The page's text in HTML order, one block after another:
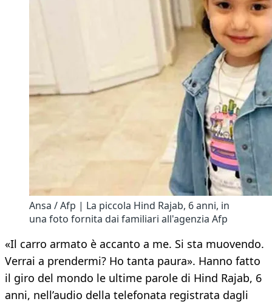
Ansa / Afp | La piccola Hind Rajab, 6 anni, in
una foto fornita dai familiari all'agenzia Afp
«Il carro armato è accanto a me. Si sta muovendo.
Verrai a prendermi? Ho tanta paura». Hanno fatto
il giro del mondo le ultime parole di Hind Rajab, 6
anni, nell’audio della telefonata registrata dagli